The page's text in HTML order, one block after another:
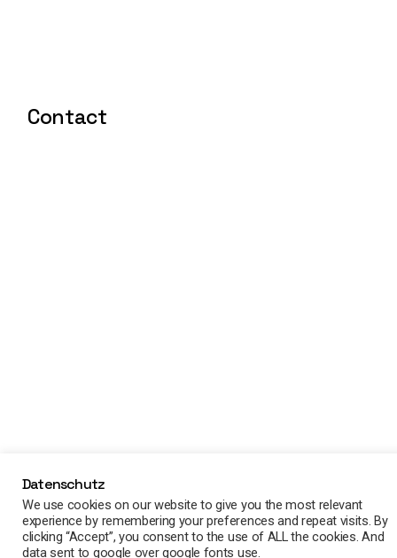
Contact
Datenschutz
We use cookies on our website to give you the most relevant
experience by remembering your preferences and repeat visits. By
clicking “Accept”, you consent to the use of ALL the cookies. And
data sent to google over google fonts use.